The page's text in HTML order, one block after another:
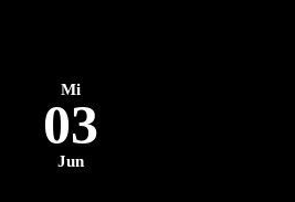
Mi
03
Jun